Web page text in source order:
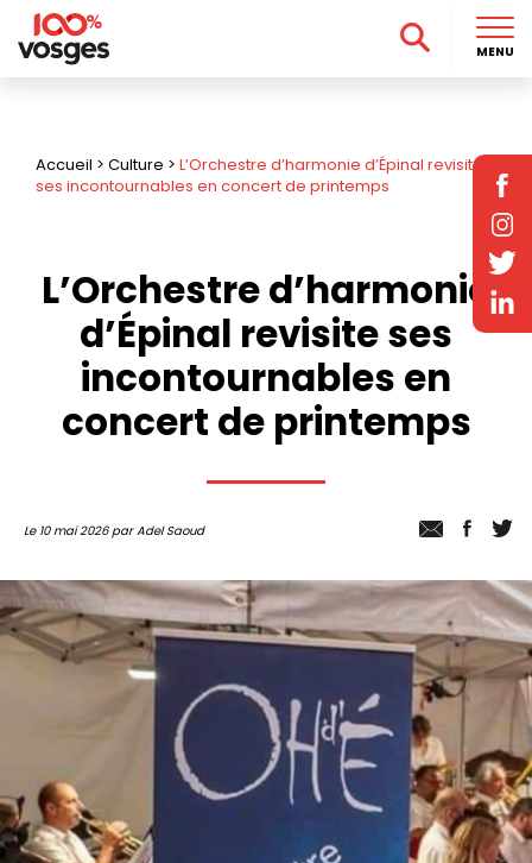
Accueil > Culture > L’Orchestre d’harmonie d’Épinal revisite
ses incontournables en concert de printemps
L’Orchestre d’harmonie
d’Épinal revisite ses
incontournables en
concert de printemps
Le 10 mai 2026 par Adel Saoud
MENU